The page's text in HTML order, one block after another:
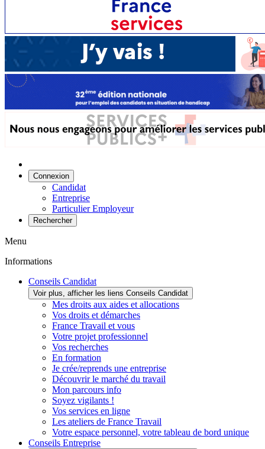
Connexion
Candidat
Entreprise
Particulier Employeur
Rechercher
Menu
Informations
Conseils Candidat
Voir plus, afficher les liens Conseils Candidat
Mes droits aux aides et allocations
Vos droits et démarches
France Travail et vous
Votre projet professionnel
Vos recherches
En formation
Je crée/reprends une entreprise
Découvrir le marché du travail
Mon parcours info
Soyez vigilants !
Vos services en ligne
Les ateliers de France Travail
Votre espace personnel, votre tableau de bord unique
Conseils Entreprise